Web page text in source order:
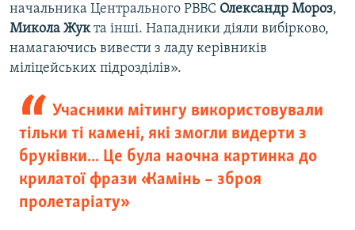
начальника Центрального РВВС Олександр Мороз,
Микола Жукта інші. Нападники діяли вибірково,
намагаючись вивести з ладу керівників
міліцейських підрозділів».
Учасники мітингу використовували
тільки ті камені, які змогли видерти з
бруківки... Це була наочна картинка до
крилатої фрази «Камінь – зброя
пролетаріату»